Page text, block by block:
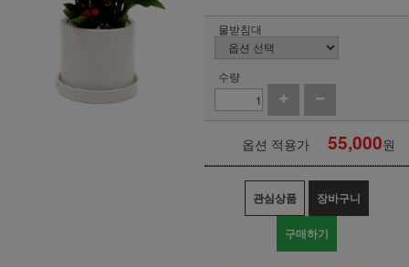
물받침대
수량
옵션 적용가 55,000원
관심상품 장바구니
구매하기